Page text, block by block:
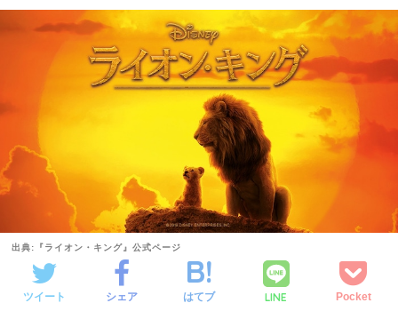
出典:『ライオン・キング』公式ページ
ツイート シェア はてブ LINE Pocket